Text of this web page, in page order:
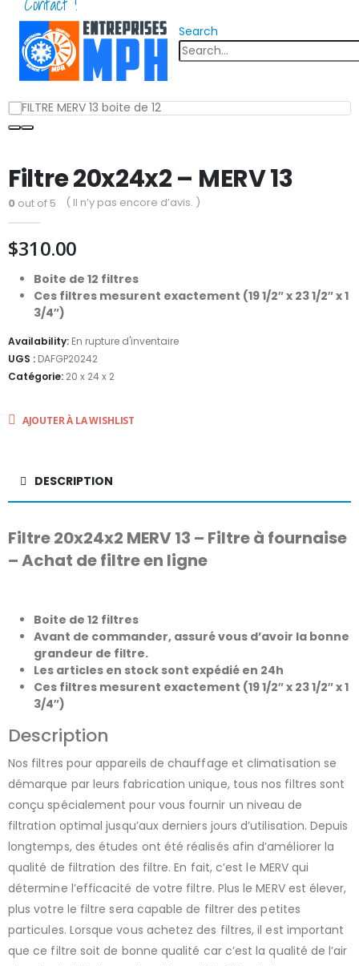
Search
Filtre 20x24x2 – MERV 13
0 out of 5 ( Il n’y pas encore d’avis. )
$310.00
Boite de 12 filtres
Ces filtres mesurent exactement (19 1/2″ x 23 1/2″ x 1
3/4″)
Availability: En rupture d'inventaire
UGS : DAFGP20242
Catégorie: 20 x 24 x 2
AJOUTER À LA WISHLIST
DESCRIPTION
Filtre 20x24x2 MERV 13 – Filtre à fournaise
– Achat de filtre en ligne
Boite de 12 filtres
Avant de commander, assuré vous d’avoir la bonne
grandeur de filtre.
Les articles en stock sont expédié en 24h
Ces filtres mesurent exactement (19 1/2″ x 23 1/2″ x 1
3/4″)
Description
Nos filtres pour appareils de chauffage et climatisation se
démarque par leurs fabrication unique, tous nos filtres sont
conçu spécialement pour vous fournir un niveau de
filtration optimal jusqu’aux derniers jours d’utilisation. Depuis
longtemps, des études ont été réalisés afin d’améliorer la
qualité de filtration des filtre. En fait, c’est le MERV qui
détermine l’efficacité de votre filtre. Plus le MERV est élever,
plus votre le filtre sera capable de filtrer des petites
particules. Lorsque vous achetez des filtres, il est important
que ce filtre soit de bonne qualité car c’est la qualité de l’air